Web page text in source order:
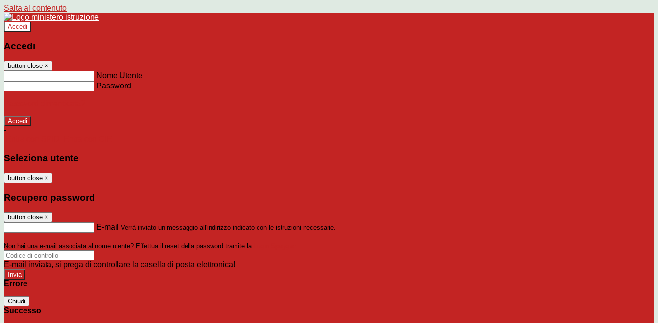
Salta al contenuto
Accedi
Accedi
button close ×
Nome Utente
Password
-
Seleziona utente
button close ×
Recupero password
button close ×
E-mail Verrà inviato un messaggio all'indirizzo indicato con le istruzioni necessarie.
Non hai una e-mail associata al nome utente? Effettua il reset della password tramite la
E-mail inviata, si prega di controllare la casella di posta elettronica!
Errore
Chiudi
Successo